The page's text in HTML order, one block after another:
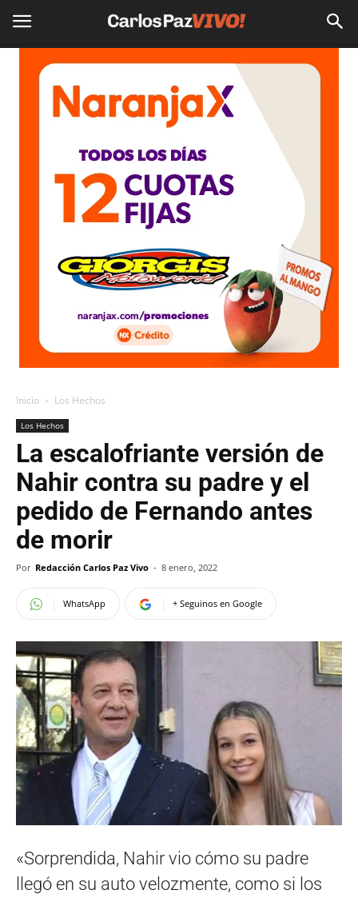
Inicio Los Hechos
Los Hechos
La escalofriante versión de
Nahir contra su padre y el
pedido de Fernando antes
de morir
Por Redacción Carlos Paz Vivo - 8 enero, 2022
WhatsApp + Seguinos en Google
«Sorprendida, Nahir vio cómo su padre
llegó en su auto velozmente, como si los